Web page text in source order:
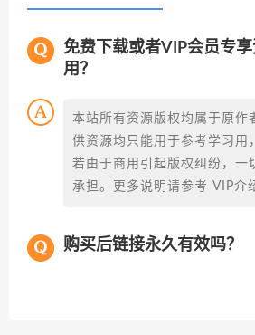
免费下载或者VIP会员专
用？
本站所有资源版权均属于原作
供资源均只能用于参考学习用
若由于商用引起版权纠纷，一
承担。更多说明请参考 VIP介
购买后链接永久有效吗？